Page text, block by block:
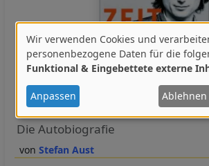
Stefan Aust
Zeitreise
Die Autobiografie
Verwendung
von
personenbezogenen
Daten
und
Cookies
Wir verwenden Cookies und
personenbezogene Daten für die
Funktional & Eingebettete externe
Anpassen Ablehnen